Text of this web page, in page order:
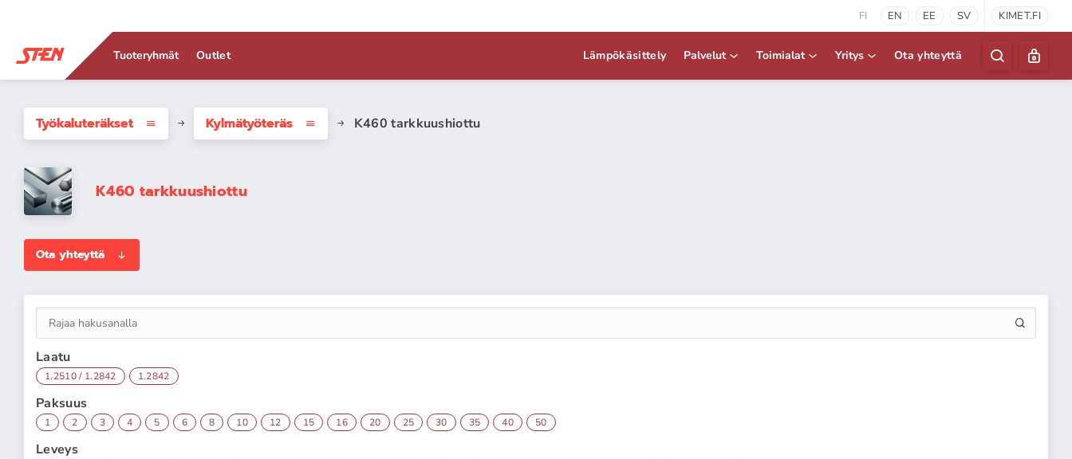
FI EN EE SV KIMET.FI
Tuoteryhmät Outlet Lämpökäsittely Palvelut Toimialat Yritys Ota yhteyttä
Työkaluteräkset Kylmätyöteräs K460 tarkkuushiottu
K460 tarkkuushiottu
Ota yhteyttä
Laatu
1.2510 / 1.2842 1.2842
Paksuus
1 2 3 4 5 6 8 10 12 15 16 20 25 30 35 40 50
Leveys